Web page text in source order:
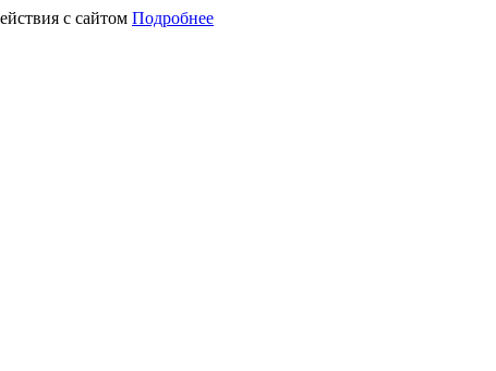
с сайтом Подробнее